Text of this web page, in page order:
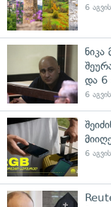
6
ნიკა
და 6
6
6